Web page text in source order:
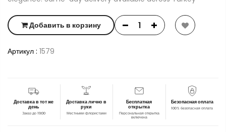
Добавить в корзину
Артикул : 1579
Доставка в тот же
день
Заказ до 19:00
Доставка лично в
руки
Местными флористами
Бесплатная
открытка
Персональная открытка
включена
Безопасная оплата
100% безопасная оплата